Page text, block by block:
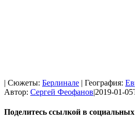
| Сюжеты: Берлинале | География:
Автор: Сергей Феофанов|2019-01-
Поделитесь ссылкой в социальных